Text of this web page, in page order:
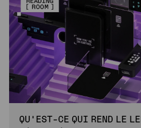
QU’EST-CE QUI REND LE